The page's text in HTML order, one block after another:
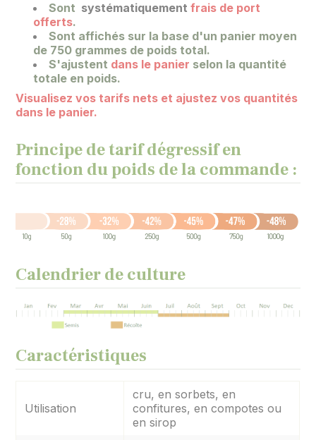
Sont systématiquementfrais de port
offerts.
Sont affichés sur la base d'un panier moyen
de 750 grammes de poids total.
S'ajustent dans le panier selon la quantité
totale en poids.
Visualisez vos tarifs nets et ajustez vos quantités
dans le panier.
Principe de tarif dégressif en
fonction du poids de la commande :
Calendrier de culture
Caractéristiques
Utilisation
cru, en sorbets, en
confitures, en compotes ou
en sirop